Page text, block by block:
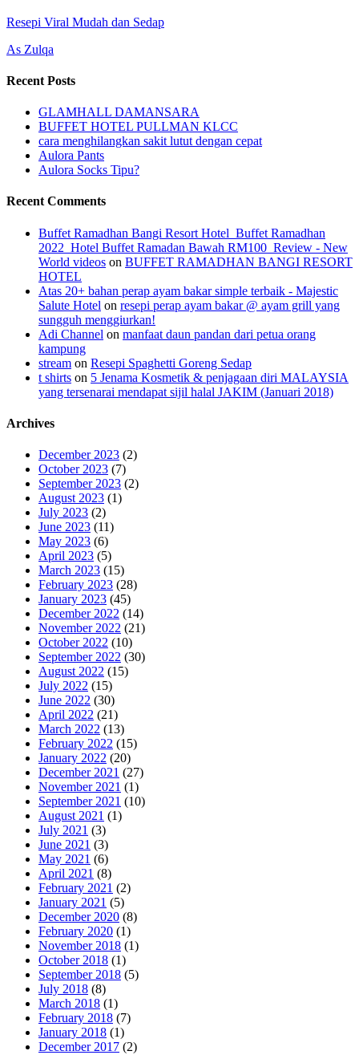
Resepi Viral Mudah dan Sedap
As Zulqa
Recent Posts
GLAMHALL DAMANSARA
BUFFET HOTEL PULLMAN KLCC
cara menghilangkan sakit lutut dengan cepat
Aulora Pants
Aulora Socks Tipu?
Recent Comments
Buffet Ramadhan Bangi Resort Hotel_Buffet Ramadhan
2022_Hotel Buffet Ramadan Bawah RM100_Review - New
World videos on BUFFET RAMADHAN BANGI RESORT
HOTEL
Atas 20+ bahan perap ayam bakar simple terbaik - Majestic
Salute Hotel on resepi perap ayam bakar @ ayam grill yang
sungguh menggiurkan!
Adi Channel on manfaat daun pandan dari petua orang
kampung
stream on Resepi Spaghetti Goreng Sedap
t shirts on 5 Jenama Kosmetik & penjagaan diri MALAYSIA
yang tersenarai mendapat sijil halal JAKIM (Januari 2018)
Archives
December 2023 (2)
October 2023 (7)
September 2023 (2)
August 2023 (1)
July 2023 (2)
June 2023 (11)
May 2023 (6)
April 2023 (5)
March 2023 (15)
February 2023 (28)
January 2023 (45)
December 2022 (14)
November 2022 (21)
October 2022 (10)
September 2022 (30)
August 2022 (15)
July 2022 (15)
June 2022 (30)
April 2022 (21)
March 2022 (13)
February 2022 (15)
January 2022 (20)
December 2021 (27)
November 2021 (1)
September 2021 (10)
August 2021 (1)
July 2021 (3)
June 2021 (3)
May 2021 (6)
April 2021 (8)
February 2021 (2)
January 2021 (5)
December 2020 (8)
February 2020 (1)
November 2018 (1)
October 2018 (1)
September 2018 (5)
July 2018 (8)
March 2018 (1)
February 2018 (7)
January 2018 (1)
December 2017 (2)